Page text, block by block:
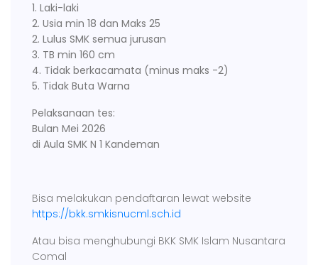
1. Laki-laki
2. Usia min 18 dan Maks 25
2. Lulus SMK semua jurusan
3. TB min 160 cm
4. Tidak berkacamata (minus maks -2)
5. Tidak Buta Warna
Pelaksanaan tes:
Bulan Mei 2026
di Aula SMK N 1 Kandeman
Bisa melakukan pendaftaran lewat website
https://bkk.smkisnucml.sch.id
Atau bisa menghubungi BKK SMK Islam Nusantara
Comal